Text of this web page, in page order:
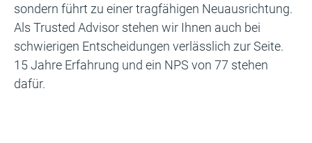
sondern führt zu einer tragfähigen Neuausrichtung.
Als Trusted Advisor stehen wir Ihnen auch bei
schwierigen Entscheidungen verlässlich zur Seite.
15 Jahre Erfahrung und ein NPS von 77 stehen
dafür.